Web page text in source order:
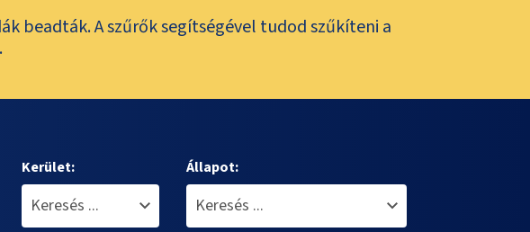
beadták. A szűrők segítségével tudod szűkíteni a
Kerület: Állapot: